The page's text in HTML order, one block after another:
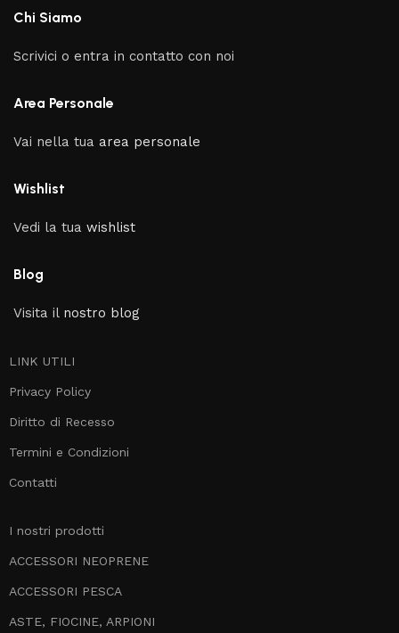
Chi Siamo
Scrivici o entra in contatto con noi
Area Personale
Vai nella tua area personale
Wishlist
Vedi la tuawishlist
Blog
Visita il nostro blog
LINK UTILI
Privacy Policy
Diritto di Recesso
Termini e Condizioni
Contatti
I nostri prodotti
ACCESSORI NEOPRENE
ACCESSORI PESCA
ASTE, FIOCINE, ARPIONI